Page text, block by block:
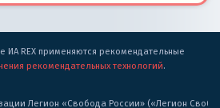
REX применяются рекомендательные
рекомендательных технологий.
Легион «Свобода России» («Легион